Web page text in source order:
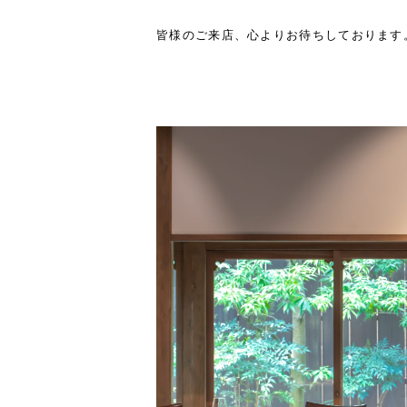
皆様のご来店、心よりお待ちしております